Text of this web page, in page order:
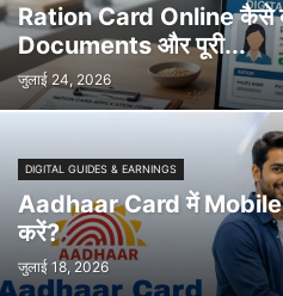
Ration Card Online कैसे
Documents और पूरी...
जुलाई 24, 2026
DIGITAL GUIDES & EARNINGS
Aadhaar Card में
करें?
जुलाई 18, 2026